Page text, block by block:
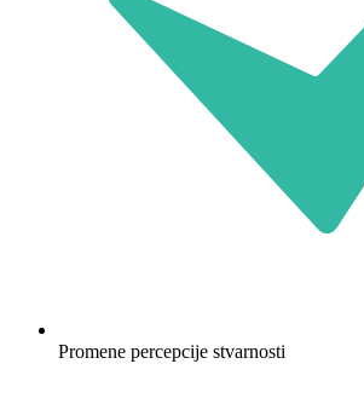
Promene percepcije stvarnosti